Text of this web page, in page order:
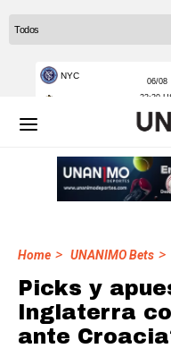
Home > UNANIMO Bets >
Picks y
Inglaterra
ante